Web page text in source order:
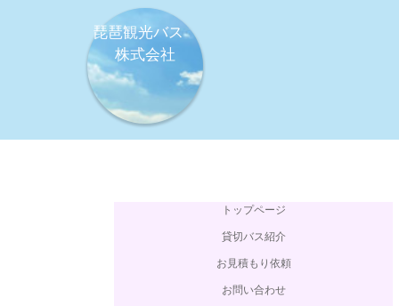
琵琶観光バス
株式会社
トップページ
貸切バス紹介
お見積もり依頼
お問い合わせ